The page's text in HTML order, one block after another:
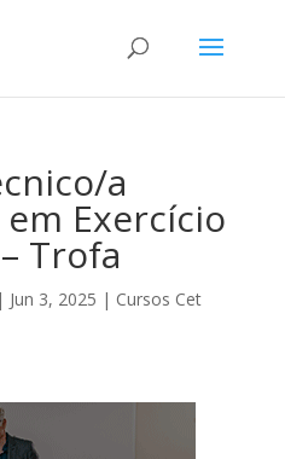
a
Exercício
Trofa
| Jun 3, 2025 | Cursos Cet